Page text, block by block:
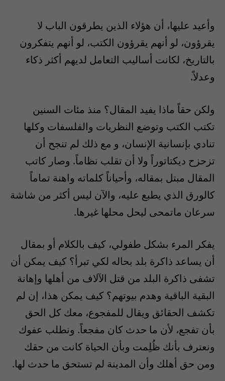
وأعيد عليها، أن هؤلاء الذين يطرقون الباب لا
يقرؤون، لو أنهم يقرؤون الكتب، لو أنهم يتفكرون
بالتاريخ، لكانت أساليب التعامل لديهم أكثر ذكاء
وعدلاً.
ولكن حقاً ماذا يفيد المقال؟ منذ مئات السنين
تكتب الكتب وتوضع النظريات والفلسفات وكلها
تنادي بإنسانية الإنسان، و مع ذلك لم تنجح أن
تزحزح ديكتاتوراً ولا أن تقلب نظاماً. وصار كاتب
المقال مبتل بمقاله، وأحياناً كلماته واهنة تماماً
كالورق الذي يطبع عليه، والآن ليس أكثر من شاشة
سرعان ماتمحى ليحل محلها غيرها.
يفكر المرء بشكل طفولي، كيف بالكلام أو بمقال
أن يساعد ذاكرة بلد بحاله لكي تبرأ؟ كيف يمكن أن
تشفى ذاكرة البلد من قتل الآلاف من أهلها وإهانة
البقية الباقية وهدم بيوتهم؟ كيف يمكن هذا، إن لم
تكشف الحقائق ويقال للمفجوع، معك كل الحق
بأن تفجع، لأن ما حدث كان مفجعاً. ونطلب عفوك
ونعترف بأنك ظُلِمت وبأن الحياة كانت من حقك
ومن حق أهلك وأن المدينة لم تستحق ما حدث لها.